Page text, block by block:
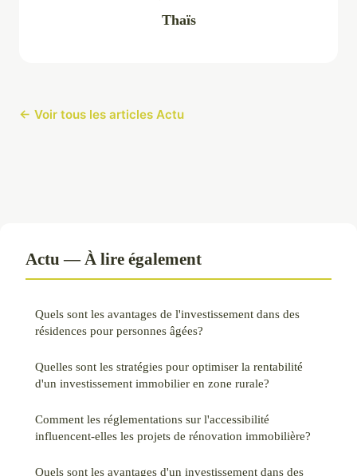
Thaïs
← Voir tous les articles Actu
Actu — À lire également
Quels sont les avantages de l'investissement dans des
résidences pour personnes âgées?
Quelles sont les stratégies pour optimiser la rentabilité
d'un investissement immobilier en zone rurale?
Comment les réglementations sur l'accessibilité
influencent-elles les projets de rénovation immobilière?
Quels sont les avantages d'un investissement dans des